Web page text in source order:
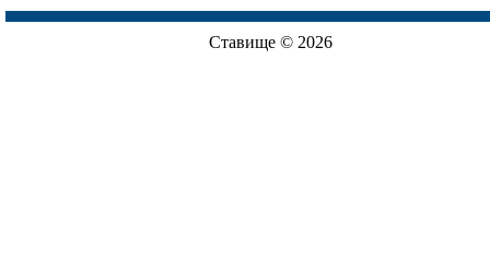
Ставище © 2026